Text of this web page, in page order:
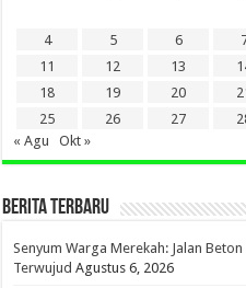
4
5 6
11
12 13
18
19 20
25
26 27
« Agu
Okt »
BERITA TERBARU
Senyum Warga Merekah: Jalan
Terwujud Agustus 6, 2026